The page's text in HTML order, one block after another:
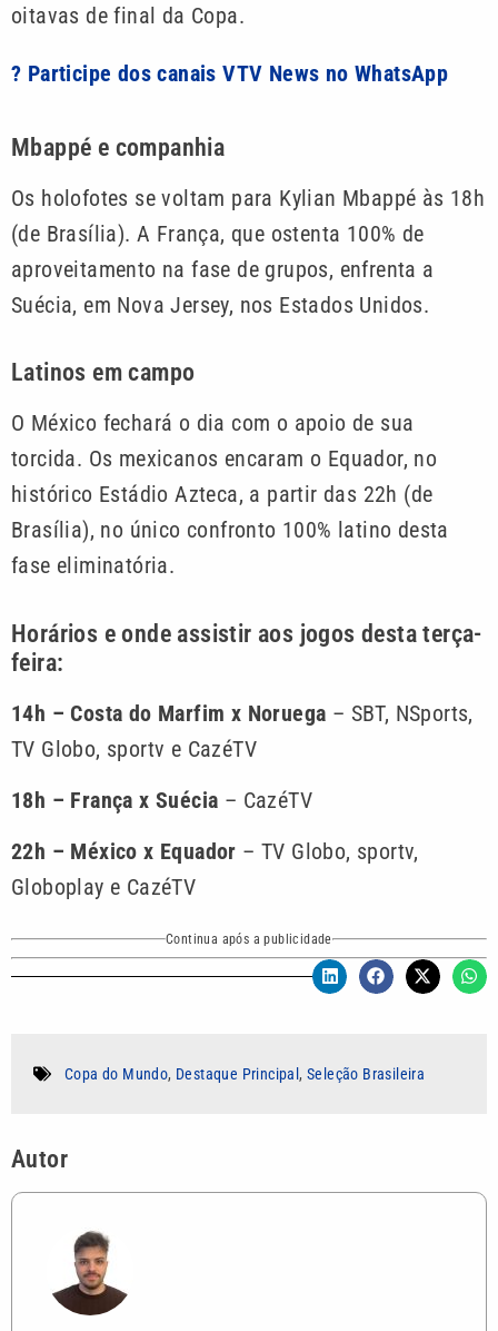
oitavas de final da Copa.
? Participe dos canais VTV News no WhatsApp
Mbappé e companhia
Os holofotes se voltam para Kylian Mbappé às 18h
(de Brasília). A França, que ostenta 100% de
aproveitamento na fase de grupos, enfrenta a
Suécia, em Nova Jersey, nos Estados Unidos.
Latinos em campo
O México fechará o dia com o apoio de sua
torcida. Os mexicanos encaram o Equador, no
histórico Estádio Azteca, a partir das 22h (de
Brasília), no único confronto 100% latino desta
fase eliminatória.
Horários e onde assistir aos jogos desta terça-
feira:
14h – Costa do Marfim x Noruega – SBT, NSports,
TV Globo, sportv e CazéTV
18h – França x Suécia – CazéTV
22h – México x Equador – TV Globo, sportv,
Globoplay e CazéTV
Continua após a publicidade
Copa do Mundo, Destaque Principal,Seleção Brasileira
Autor